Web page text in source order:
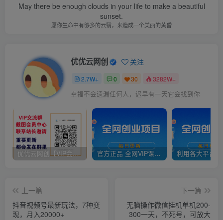
May there be enough clouds in your life to make a beautiful
sunset.
愿你生命中有够多的云翳，来造成一个美丽的黄昏
优优云网创 关注
2.7W+ 0 30 3282W+
幸福不会遗漏任何人，迟早有一天它会找到你
优优云网创【VIP会员专属交流群】 官方正品 全网VIP课程 无损下载~
上一篇
抖音视频号最新玩法，7种变
现，月入20000+
下一篇
无脑操作微信挂机单机200-
300一天，不死号，可放大